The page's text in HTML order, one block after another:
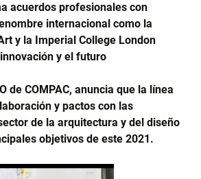
acuerdos profesionales con
internacional como la
y la Imperial College London
y el futuro
de COMPAC, anuncia que la línea
y pactos con las
de la arquitectura y del diseño
objetivos de este 2021.